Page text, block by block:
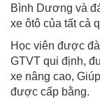
Bình Dương và
xe ôtô của tất cả
Học viên được
GTVT qui định,
xe nâng cao,
được cấp bằng.